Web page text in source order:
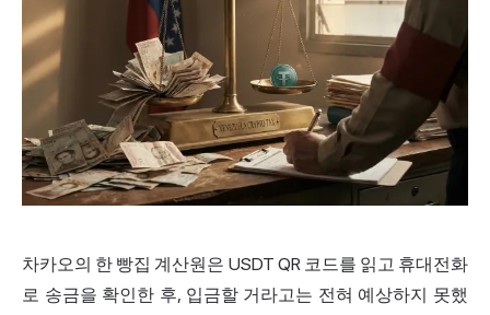
차카오의 한 빵집 계산원은 USDT QR 코드를 읽고 휴대전화
로 송금을 확인한 후, 입금할 거라고는 전혀 예상하지 못했